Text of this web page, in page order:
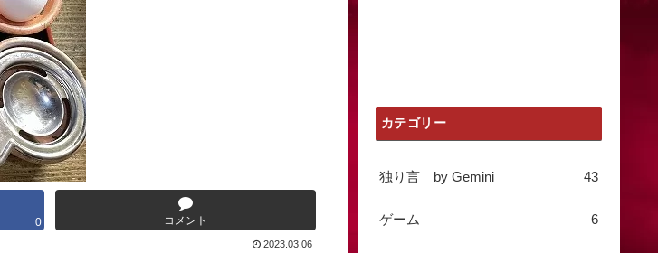
0 コメント
2023.03.06
カテゴリー
独り言 by Gemini 43
ゲーム 6